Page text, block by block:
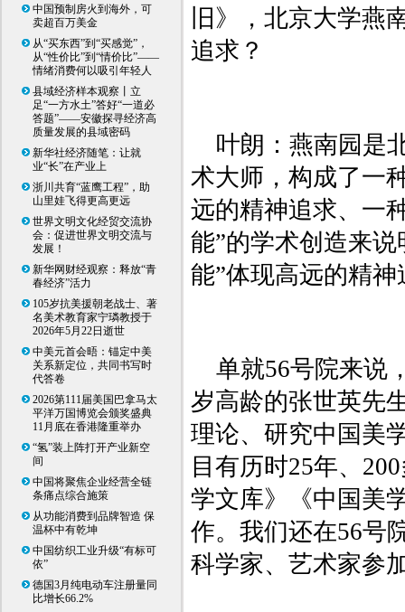
中国预制房火到海外，可
卖超百万美金
从“买东西”到“买感觉”，
从“性价比”到“情价比”——
情绪消费何以吸引年轻人
县域经济样本观察丨立
足“一方水土”答好“一道必
答题”——安徽探寻经济高
质量发展的县域密码
新华社经济随笔：让就
业“长”在产业上
浙川共育“蓝鹰工程”，助
山里娃飞得更高更远
世界文明文化经贸交流协
会：促进世界文明交流与
发展！
新华网财经观察：释放“青
春经济”活力
105岁抗美援朝老战士、著
名美术教育家宁璘教授于
2026年5月22日逝世
中美元首会晤：锚定中美
关系新定位，共同书写时
代答卷
2026第111届美国巴拿马太
平洋万国博览会颁奖盛典
11月底在香港隆重举办
“氢”装上阵打开产业新空
间
中国将聚焦企业经营全链
条痛点综合施策
从功能消费到品牌智造 保
温杯中有乾坤
中国纺织工业升级“有标可
依”
德国3月纯电动车注册量同
比增长66.2%
旧》，北京大学燕
追求？
叶朗：燕南园是
术大师，构成了一
远的精神追求、一
能”的学术创造来
能”体现高远的精
单就56号院来说
岁高龄的张世英先
理论、研究中国美
目有历时25年、
学文库》《中国美
作。我们还在56号
科学家、艺术家参